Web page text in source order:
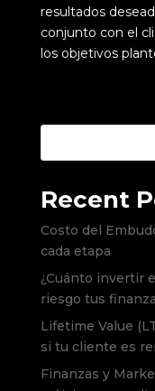
resultados
conjunto con el
los objetivos
Recent
Costo del
cada etapa
¿Cuánto invertir
riesgo tus
Lifetime Value
si tu cliente es
Finanzas y